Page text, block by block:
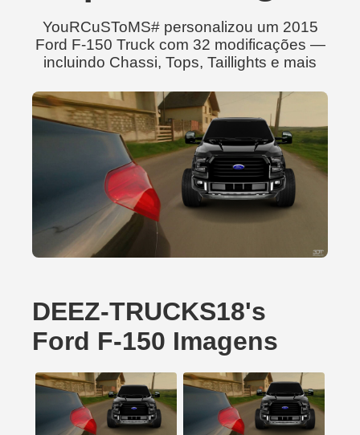
YouRCuSToMS# personalizou um 2015
Ford F-150 Truck com 32 modificações —
incluindo Chassi, Tops, Taillights e mais
DEEZ-TRUCKS18's
Ford F-150 Imagens